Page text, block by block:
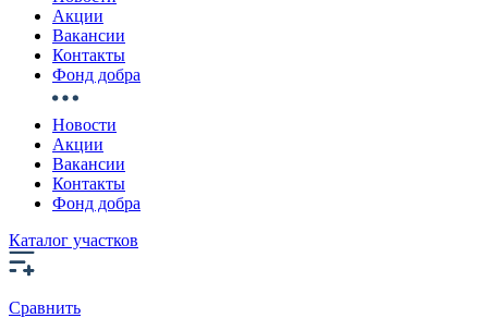
Акции
Вакансии
Контакты
Фонд добра
Новости
Акции
Вакансии
Контакты
Фонд добра
Каталог участков
Сравнить